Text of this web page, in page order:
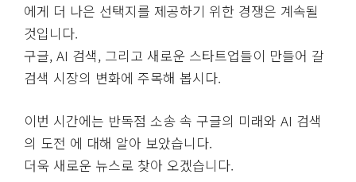
에게 더 나은 선택지를 제공하기 위한 경쟁은 계속될
것입니다.
구글, AI 검색, 그리고 새로운 스타트업들이 만들어 갈
검색 시장의 변화에 주목해 봅시다.
이번 시간에는 반독점 소송 속 구글의 미래와 AI 검색
의 도전 에 대해 알아 보았습니다.
더욱 새로운 뉴스로 찾아 오겠습니다.